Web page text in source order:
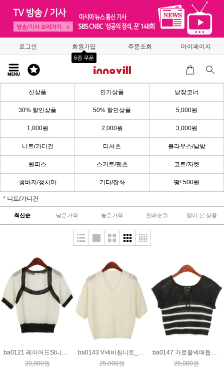
로그인 회원가입
6종 쿠폰
주문조회 마이페이지
신상품 인기상품 낱장코너
30% 할인상품 50% 할인상품 5,000원
1,000원 2,000원 3,000원
니트/가디건 티셔츠 블라우스/남방
원피스 스커트/팬츠 코트/자켓
청바지/청치마 기타/잡화 땡! 500원
* 니트/가디건
최신순 낮은가격 높은가격 판매순위 많이 본 상품
ba0121 레이어드St니트_아이보리
20,000원
ba0143 V넥비침니트_베이지
25,000원
ba0147 가로줄넥매듭니트_블랙
25,000원